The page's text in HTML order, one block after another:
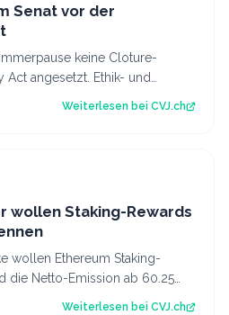
Senat vor der
keine Cloture-
angesetzt. Ethik- und
Weiterlesen bei CVJ.ch
wollen Staking-Rewards
wollen Ethereum Staking-
die Netto-Emission ab 60.25
Weiterlesen bei CVJ.ch